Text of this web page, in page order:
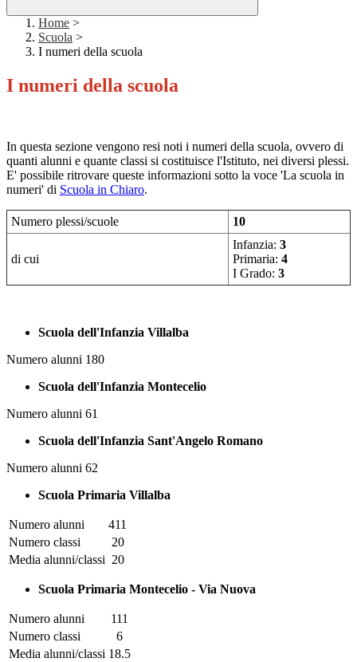
Home >
Scuola >
I numeri della scuola
I numeri della scuola
In questa sezione vengono resi noti i numeri della scuola, ovvero di
quanti alunni e quante classi si costituisce l'Istituto, nei diversi plessi.
E' possibile ritrovare queste informazioni sotto la voce 'La scuola in
numeri' di Scuola in Chiaro.
Numero plessi/scuole 10
di cui
Infanzia: 3
Primaria: 4
I Grado: 3
Scuola dell'Infanzia Villalba
Numero alunni 180
Scuola dell'Infanzia Montecelio
Numero alunni 61
Scuola dell'Infanzia Sant'Angelo Romano
Numero alunni 62
Scuola Primaria Villalba
Numero alunni
411
Numero classi
20
Media alunni/classi 20
Scuola Primaria Montecelio - Via Nuova
Numero alunni
111
Numero classi
6
Media alunni/classi 18.5